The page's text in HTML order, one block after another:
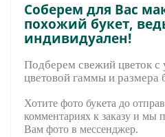
Соберем для Вас
похожий букет,
индивидуален!
Подберем свежий цветок с
цветовой гаммы и размера
Хотите фото букета до
комментариях к заказу и мы
Вам фото в мессенджер.